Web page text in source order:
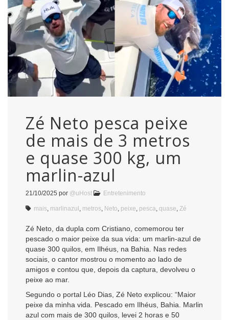
Zé Neto pesca peixe
de mais de 3 metros
e quase 300 kg, um
marlin-azul
21/10/2025 por @uHost Entretenimento
mais marlinazul metros Neto peixe pesca quase Zé
Zé Neto, da dupla com Cristiano, comemorou ter
pescado o maior peixe da sua vida: um marlin-azul de
quase 300 quilos, em Ilhéus, na Bahia. Nas redes
sociais, o cantor mostrou o momento ao lado de
amigos e contou que, depois da captura, devolveu o
peixe ao mar.
Segundo o portal Léo Dias, Zé Neto explicou: “Maior
peixe da minha vida. Pescado em Ilhéus, Bahia. Marlin
azul com mais de 300 quilos, levei 2 horas e 50